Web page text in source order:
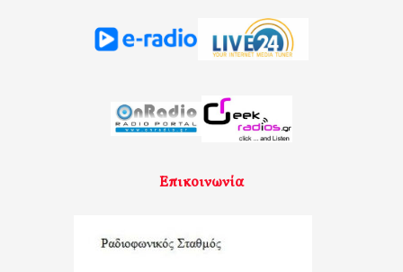
Επικοινωνία